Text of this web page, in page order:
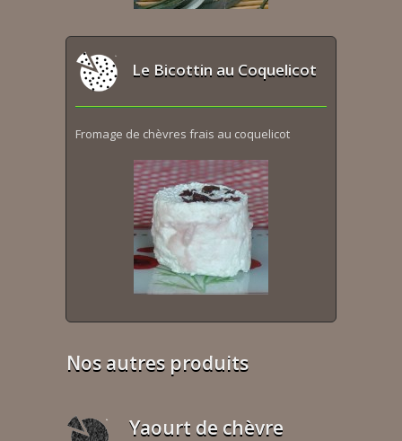
Le Bicottin au Coquelicot
Fromage de chèvres frais au coquelicot
Nos autres produits
Yaourt de chèvre